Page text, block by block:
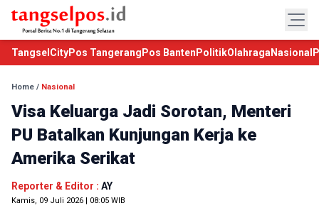
TangselCityPos Tangerang Pos Banten PolitikOlahraga Nasional
Home / Nasional
Visa Keluarga Jadi Sorotan, Menteri
PU Batalkan Kunjungan Kerja ke
Amerika Serikat
Reporter & Editor : AY
Kamis, 09 Juli 2026 | 08:05 WIB